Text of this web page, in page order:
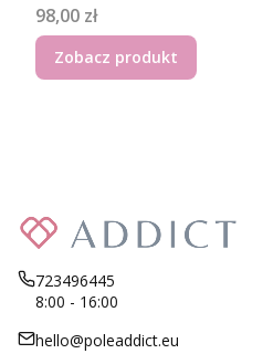
Cena
98,00 zł
Zobacz produkt
723496445
8:00 - 16:00
hello@poleaddict.eu